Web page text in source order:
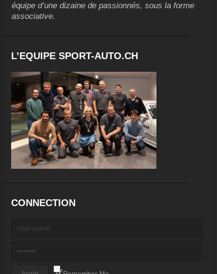
équipe d’une dizaine de passionnés, sous la forme
associative.
L’EQUIPE SPORT-AUTO.CH
CONNECTION